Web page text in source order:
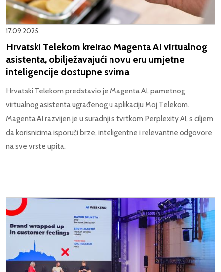
17.09.2025.
Hrvatski Telekom kreirao Magenta AI virtualnog
asistenta, obilježavajući novu eru umjetne
inteligencije dostupne svima
Hrvatski Telekom predstavio je Magenta AI, pametnog
virtualnog asistenta ugrađenog u aplikaciju Moj Telekom.
Magenta AI razvijen je u suradnji s tvrtkom Perplexity AI, s ciljem
da korisnicima isporuči brze, inteligentne i relevantne odgovore
na sve vrste upita.